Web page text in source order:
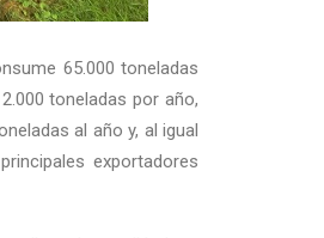
65.000 toneladas
toneladas por año,
al año y, al igual
exportadores